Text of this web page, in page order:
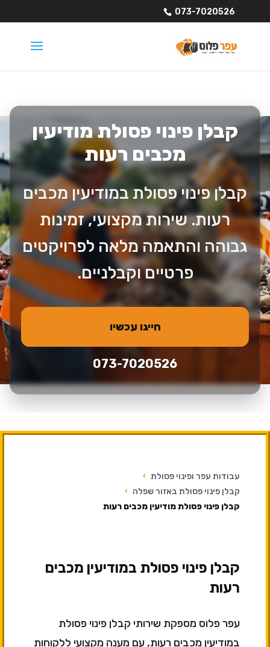
073-7020526
קבלן פינוי פסולת מודיעין
מכבים רעות
קבלן פינוי פסולת במודיעין מכבים
רעות. שירות מקצועי, זמינות
גבוהה והתאמה מלאה לפרויקטים
פרטיים וקבלניים.
חייגו עכשיו
073-7020526
עבודות עפר ופינוי פסולת ›
קבלן פינוי פסולת באזור שפלה ›
קבלן פינוי פסולת מודיעין מכבים רעות
קבלן פינוי פסולת במודיעין מכבים
רעות
עפר פלוס מספקת שירותי קבלן פינוי פסולת
במודיעין מכבים רעות, עם מענה מקצועי ללקוחות